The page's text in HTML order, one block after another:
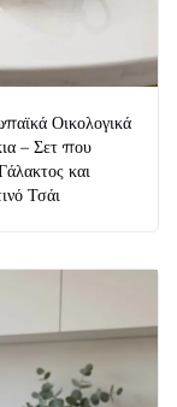
Οικολογικά
– Σετ που
και
Τσάι